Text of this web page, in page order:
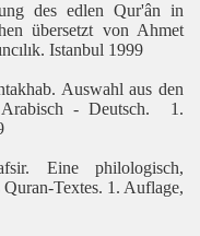
des edlen Qur'ân in
übersetzt von Ahmet
Istanbul 1999
Auswahl aus den
Arabisch - Deutsch. 1.
Eine philologisch,
Textes. 1. Auflage,